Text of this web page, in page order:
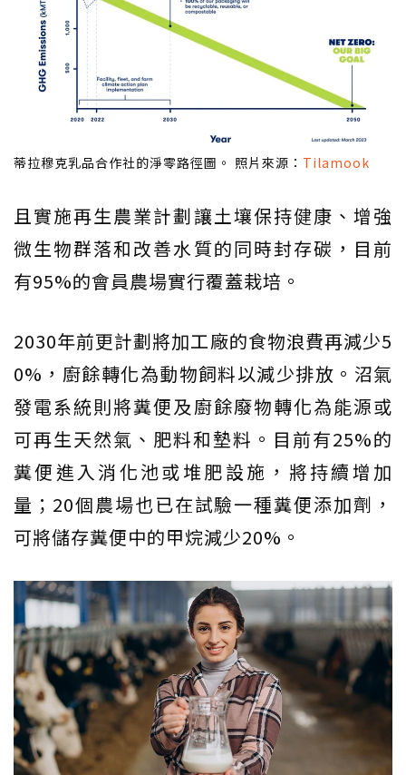
蒂拉穆克乳品合作社的淨零路徑圖。 照片來源： Tilamook
且實施再生農業計劃讓土壤保持健康、增強
微生物群落和改善水質的同時封存碳，目前
有95%的會員農場實行覆蓋栽培。
2030年前更計劃將加工廠的食物浪費再減少5
0%，廚餘轉化為動物飼料以減少排放。沼氣
發電系統則將糞便及廚餘廢物轉化為能源或
可再生天然氣、肥料和墊料。目前有25%的
糞便進入消化池或堆肥設施，將持續增加
量；20個農場也已在試驗一種糞便添加劑，
可將儲存糞便中的甲烷減少20%。